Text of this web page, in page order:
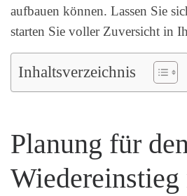
aufbauen können. Lassen Sie
starten Sie voller Zuversicht in
Inhaltsverzeichnis
Planung für den
Wiedereinstieg